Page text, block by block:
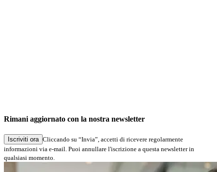
No bugfixes
Rimani aggiornato con la nostra newsletter
Iscriviti ora Cliccando su “Invia”, accetti di ricevere regolarmente
informazioni via e-mail. Puoi annullare l'iscrizione a questa newsletter in
qualsiasi momento.